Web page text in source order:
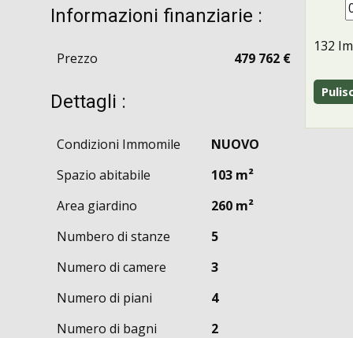
Informazioni finanziarie :
Prezzo 479 762 €
Dettagli :
Condizioni Immomile
NUOVO
Spazio abitabile
103 m²
Area giardino
260 m²
Numbero di stanze
5
Numero di camere
3
Numero di piani
4
Numero di bagni
2
132